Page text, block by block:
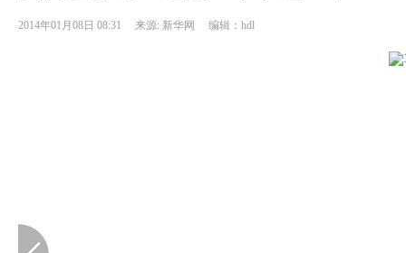
2014年01月08日 08:31 来源: 新华网 编辑：hdl